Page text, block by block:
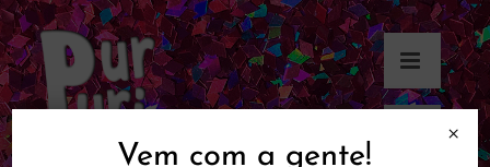
Skip
to
content
Vem com a gente!
×